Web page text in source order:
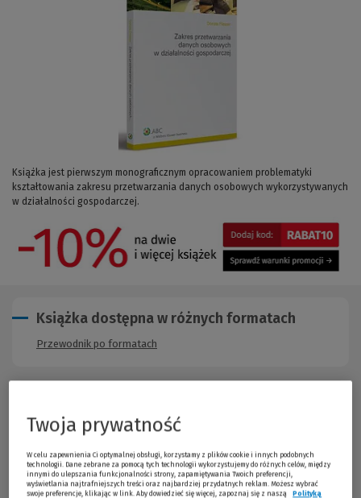
Książka jest pierwszym monograficznym opracowaniem problematyki
kształtowania zakresu przetwarzania danych osobowych wykorzystywanych
w działalności gospodarczej.
Książka jest pierwszym monograficznym opracowaniem
problematyki kształtowania zakresu przetwarzania danych
osobowych wykorzystywanych w działalności gospodarczej.
Książka dostępna w różnych formatach
Przewodnik po formatach
Twoja prywatność
W celu zapewnienia Ci optymalnej obsługi, korzystamy z plików cookie i innych podobnych
technologii. Dane zebrane za pomocą tych technologii wykorzystujemy do różnych celów, między
innymi do ulepszania funkcjonalności strony, zapamiętywania Twoich preferencji,
wyświetlania najtrafniejszych treści oraz najbardziej przydatnych reklam. Możesz wybrać
swoje preferencje, klikając w link. Aby dowiedzieć się więcej, zapoznaj się z naszą
Polityką